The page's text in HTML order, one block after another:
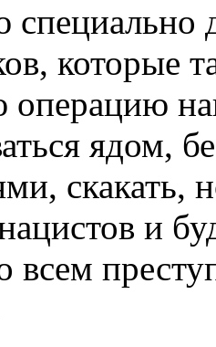
которые
операцию
ядом,
скакать,
и
всем